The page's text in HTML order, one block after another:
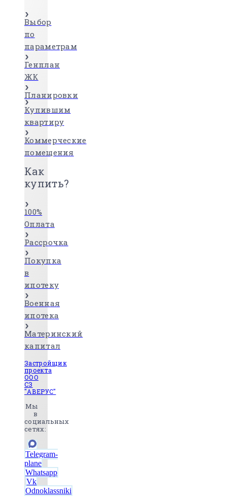
Выбор
по
параметрам
Генплан
ЖК
Планировки
Купившим
квартиру
Коммерческие
помещения
Как
купить?
100%
Оплата
Рассрочка
Покупка
в
ипотеку
Военная
ипотека
Материнский
капитал
Застройщик
проекта
ООО
СЗ
"АВЕРУС"
Мы
в
социальных
сетях:
Telegram-
plane
Whatsapp
Vk
Odnoklassniki